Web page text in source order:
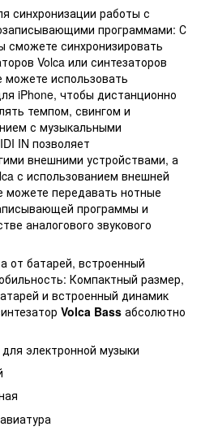
синхронизации работы с
программами: С
синхронизировать
Volca или синтезаторов
можете использовать
iPhone, чтобы дистанционно
темпом, свингом и
с музыкальными
IN позволяет
внешними устройствами, а
с использованием внешней
можете передавать нотные
программы и
аналогового звукового
от батарей, встроенный
Компактный размер,
и встроенный динамик
Volca Bass абсолютно
электронной музыки